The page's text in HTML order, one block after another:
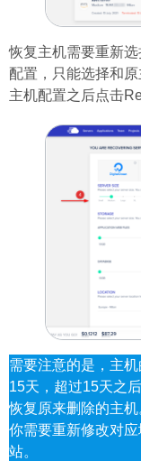
恢复主机需要重新
配置，只能选择和
主机配置之后点击
需要注意的是，主
15天，超过15天之
恢复原来删除的主
你需要重新修改对
站。